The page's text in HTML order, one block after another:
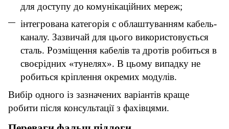
для доступу до комунікаційних мереж;
інтегрована категорія с облаштуванням кабель-
каналу. Зазвичай для цього використовується
сталь. Розміщення кабелів та дротів робиться в
своєрідних «тунелях». В цьому випадку не
робиться кріплення окремих модулів.
Вибір одного із зазначених варіантів краще
робити після консультації з фахівцями.